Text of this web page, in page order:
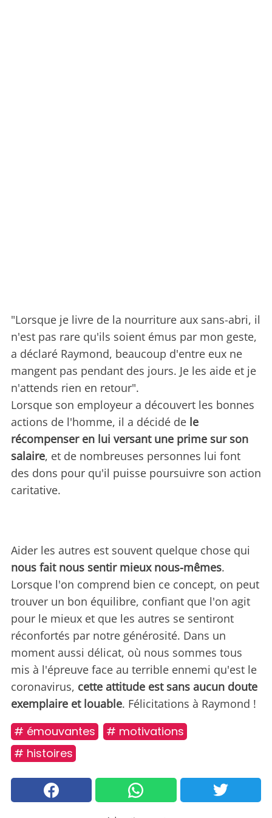
"Lorsque je livre de la nourriture aux sans-abri, il
n'est pas rare qu'ils soient émus par mon geste,
a déclaré Raymond, beaucoup d'entre eux ne
mangent pas pendant des jours. Je les aide et je
n'attends rien en retour".
Lorsque son employeur a découvert les bonnes
actions de l'homme, il a décidé de le
récompenser en lui versant une prime sur son
salaire, et de nombreuses personnes lui font
des dons pour qu'il puisse poursuivre son action
caritative.
Aider les autres est souvent quelque chose qui
nous fait nous sentir mieux nous-mêmes.
Lorsque l'on comprend bien ce concept, on peut
trouver un bon équilibre, confiant que l'on agit
pour le mieux et que les autres se sentiront
réconfortés par notre générosité. Dans un
moment aussi délicat, où nous sommes tous
mis à l'épreuve face au terrible ennemi qu'est le
coronavirus, cette attitude est sans aucun doute
exemplaire et louable. Félicitations à Raymond !
# émouvantes
# motivations
# histoires